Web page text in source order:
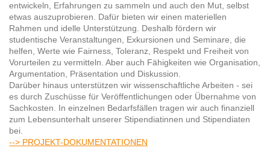
entwickeln, Erfahrungen zu sammeln und auch den Mut, selbst
etwas auszuprobieren. Dafür bieten wir einen materiellen
Rahmen und idelle Unterstützung. Deshalb fördern wir
studentische Veranstaltungen, Exkursionen und Seminare, die
helfen, Werte wie Fairness, Toleranz, Respekt und Freiheit von
Vorurteilen zu vermitteln. Aber auch Fähigkeiten wie Organisation,
Argumentation, Präsentation und Diskussion.
Darüber hinaus unterstützen wir wissenschaftliche Arbeiten - sei
es durch Zuschüsse für Veröffentlichungen oder Übernahme von
Sachkosten. In einzelnen Bedarfsfällen tragen wir auch finanziell
zum Lebensunterhalt unserer Stipendiatinnen und Stipendiaten
bei.
--> PROJEKT-DOKUMENTATIONEN